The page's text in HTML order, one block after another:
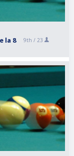
la 8 9th / 23